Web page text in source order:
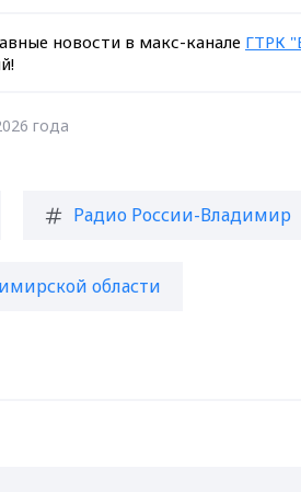
новости в макс-канале ГТРК
года
Радио России-Владимир
области